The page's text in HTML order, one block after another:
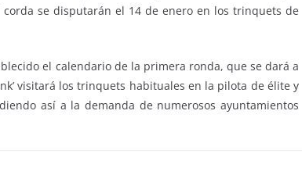
corda se disputarán el 14 de enero en los trinquets de
el calendario de la primera ronda, que se dará a
visitará los trinquets habituales en la pilota de élite y
así a la demanda de numerosos ayuntamientos